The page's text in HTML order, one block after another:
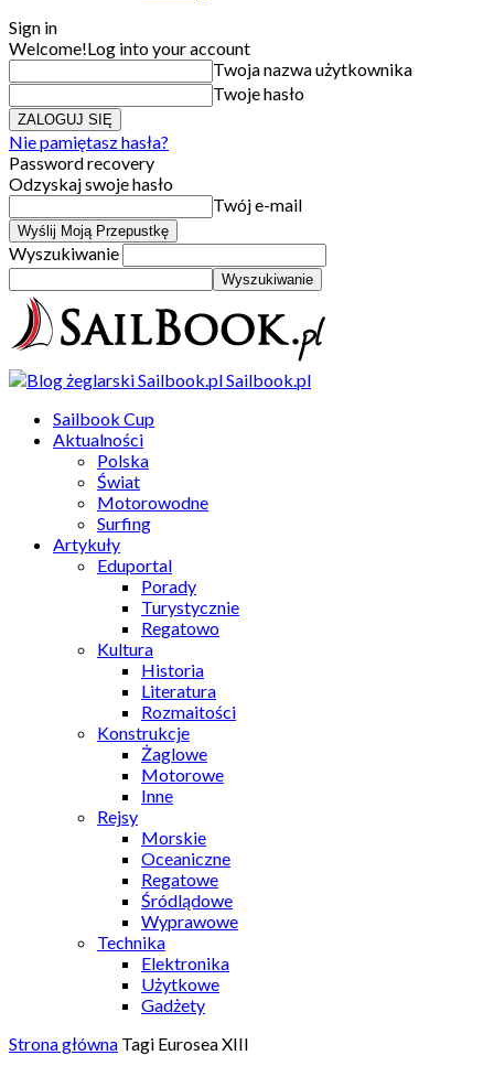
Sign in
Welcome!Log into your account
Twoja nazwa użytkownika
Twoje hasło
Nie pamiętasz hasła?
Password recovery
Odzyskaj swoje hasło
Twój e-mail
Wyszukiwanie
Sailbook.pl
Sailbook Cup
Aktualności
Polska
Świat
Motorowodne
Surfing
Artykuły
Eduportal
Porady
Turystycznie
Regatowo
Kultura
Historia
Literatura
Rozmaitości
Konstrukcje
Żaglowe
Motorowe
Inne
Rejsy
Morskie
Oceaniczne
Regatowe
Śródlądowe
Wyprawowe
Technika
Elektronika
Użytkowe
Gadżety
Strona główna Tagi Eurosea XIII